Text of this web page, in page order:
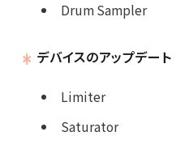
Drum Sampler
デバイスのアップデート
Limiter
Saturator